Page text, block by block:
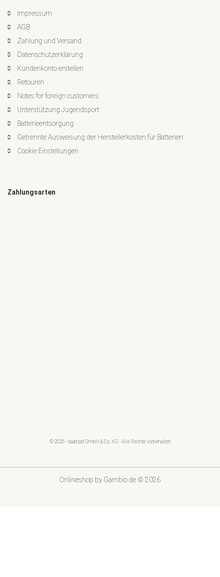
Impressum
AGB
Zahlung und Versand
Datenschutzerklärung
Kundenkonto erstellen
Retouren
Notes for foreign customers
Unterstützung Jugendsport
Batterieentsorgung
Getrennte Ausweisung der Herstellerkosten für Batterien
Cookie Einstellungen
Zahlungsarten
© 2026 - saarbatt GmbH & Co. KG - Alle Rechte vorbehalten
Onlineshop by Gambio.de © 2026